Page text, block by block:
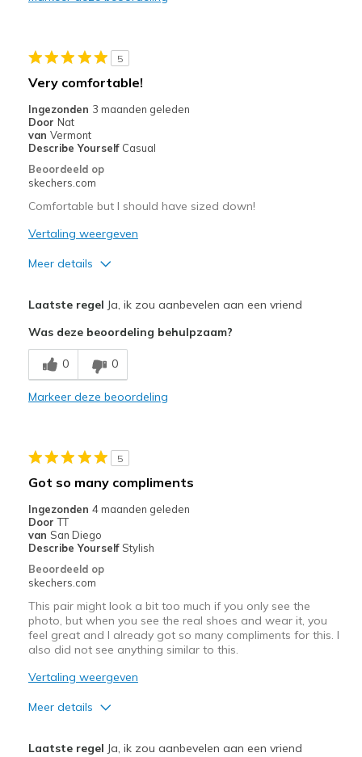
Sizing
5
Very comfortable!
Ingezonden 3 maanden geleden
Door Nat
van Vermont
Describe Yourself Casual
Beoordeeld op
skechers.com
Comfortable but I should have sized down!
Vertaling weergeven
Meer details
Comfortable
Light weight!
Width
Sizing
Feels half size too big
View On Shoes
Laatste regel Ja, ik zou aanbevelen aan een vriend
Was deze beoordeling behulpzaam?
0 0
Markeer deze beoordeling
5
Got so many compliments
Ingezonden 4 maanden geleden
Door TT
van San Diego
Describe Yourself Stylish
Beoordeeld op
skechers.com
This pair might look a bit too much if you only see the
photo, but when you see the real shoes and wear it, you
feel great and I already got so many compliments for this. I
also did not see anything similar to this.
Vertaling weergeven
Meer details
Laatste regel Ja, ik zou aanbevelen aan een vriend